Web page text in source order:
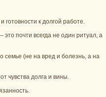
к долгой работе.
почти всегда не один ритуал, а
семье (не на вред и болезнь, а на
чувства долга и вины.